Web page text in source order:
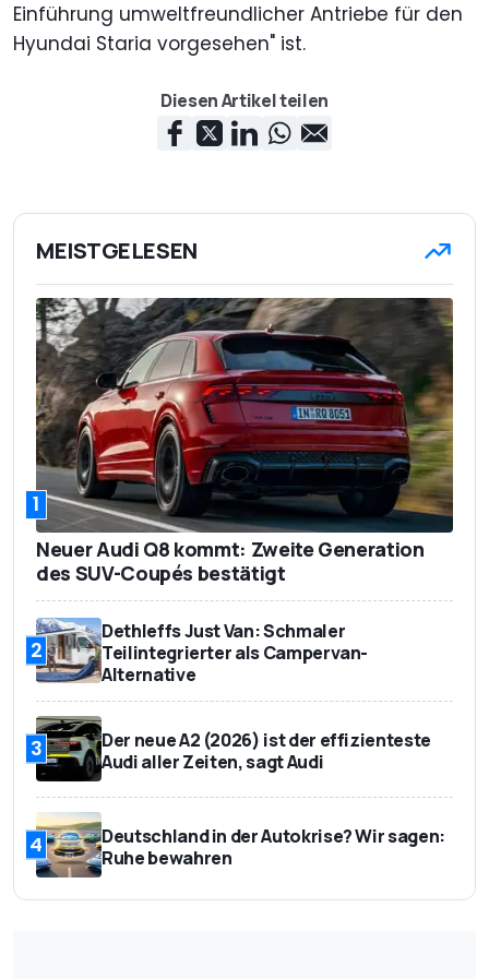
Einführung umweltfreundlicher Antriebe für den
Hyundai Staria vorgesehen" ist.
Diesen Artikel teilen
MEISTGELESEN
1
Neuer Audi Q8 kommt: Zweite Generation
des SUV-Coupés bestätigt
2
Dethleffs Just Van: Schmaler
Teilintegrierter als Campervan-
Alternative
3
Der neue A2 (2026) ist der effizienteste
Audi aller Zeiten, sagt Audi
4
Deutschland in der Autokrise? Wir sagen:
Ruhe bewahren